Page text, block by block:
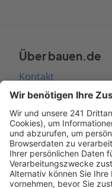
Über bauen.de
Kontakt
Seitenaufbau
Barrierefreiheit
Cookie Einstellungen
Rechtliches